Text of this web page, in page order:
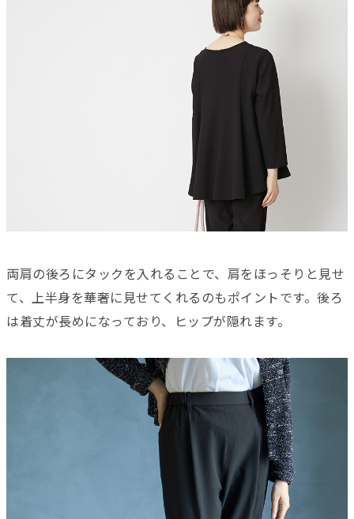
両肩の後ろにタックを入れることで、肩をほっそりと見せ
て、上半身を華奢に見せてくれるのもポイントです。後ろ
は着丈が長めになっており、ヒップが隠れます。